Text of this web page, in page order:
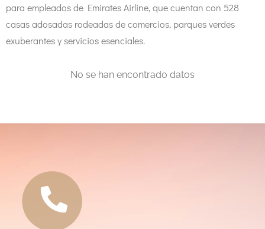
para empleados de Emirates Airline, que cuentan con 528
casas adosadas rodeadas de comercios, parques verdes
exuberantes y servicios esenciales.
No se han encontrado datos